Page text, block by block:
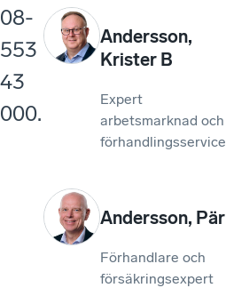
08-
553
43
000.
Andersson,
Krister B
Expert
arbetsmarknad och
förhandlingsservice
Andersson, Pär
Förhandlare och
försäkringsexpert